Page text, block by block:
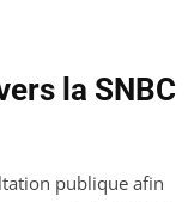
la SNBC
publique afin